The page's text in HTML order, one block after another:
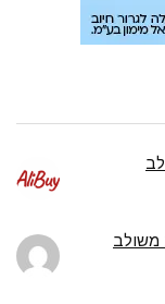
משולב